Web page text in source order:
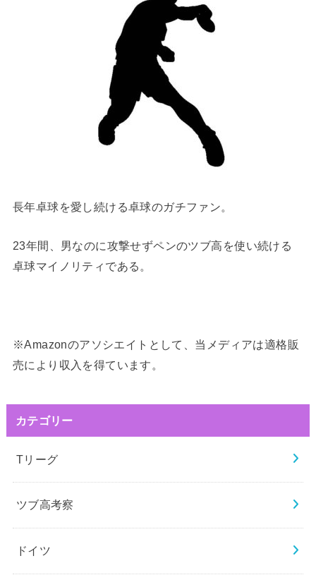
長年卓球を愛し続ける卓球のガチファン。
23年間、男なのに攻撃せずペンのツブ高を使い続ける
卓球マイノリティである。
※Amazonのアソシエイトとして、当メディアは適格販
売により収入を得ています。
カテゴリー
Tリーグ
ツブ高考察
ドイツ